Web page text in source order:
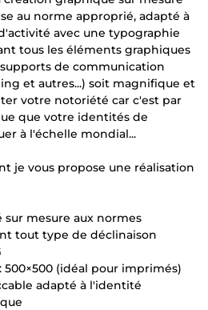
au norme approprié, adapté à
avec une typographie
tous les éléments graphiques
de communication
et autres...) soit magnifique et
votre notoriété car c'est par
que votre identités de
à l'échelle mondial...
je vous propose une réalisation
sur mesure aux normes
tout type de déclinaison
(idéal pour imprimés)
adapté à l'identité